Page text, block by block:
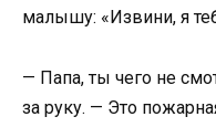
малышу: «Извини, я
— Папа, ты чего не
за руку. — Это